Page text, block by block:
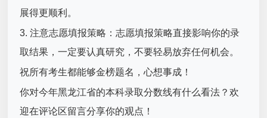
展得更顺利。
3. 注意志愿填报策略：志愿填报策略直接影响你的录
取结果，一定要认真研究，不要轻易放弃任何机会。
祝所有考生都能够金榜题名，心想事成！
你对今年黑龙江省的本科录取分数线有什么看法？欢
迎在评论区留言分享你的观点！